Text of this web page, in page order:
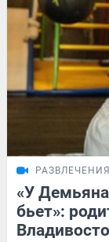
РАЗВЛЕЧЕНИЯ
«У Демьяна
бьет»: